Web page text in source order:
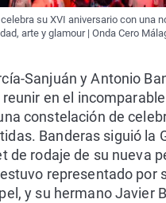
su XVI aniversario con una
arte y glamour | Onda Cero
Sanjuán y Antonio
en el
constelación de
Banderas siguió la
de rodaje de su nueva
representado por
y su hermano Javier